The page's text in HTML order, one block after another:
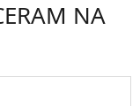
NA